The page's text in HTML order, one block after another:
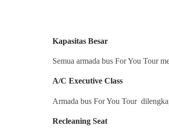
Kapasitas Besar
Semua armada bus For You Tour
A/C Executive Class
Armada bus For You Tour
Recleaning Seat